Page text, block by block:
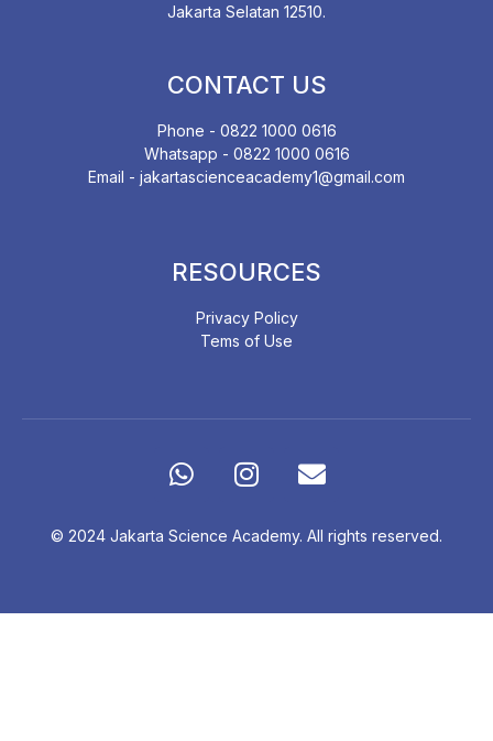
Jakarta Selatan 12510.
CONTACT US
Phone - 0822 1000 0616
Whatsapp - 0822 1000 0616
Email - jakartascienceacademy1@gmail.com
RESOURCES
Privacy Policy
Tems of Use
© 2024 Jakarta Science Academy. All rights reserved.